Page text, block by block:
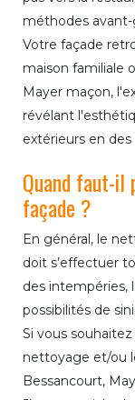
méthodes
Votre façade
maison familiale
Mayer maçon,
révélant
extérieurs en
Quand faut-il
façade ?
En général, le
doit s’effectuer
des intempéries,
possibilités de
Si vous
nettoyage et/ou
Bessancourt,